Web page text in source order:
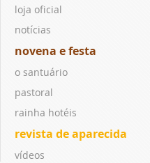
loja oficial
notícias
novena e festa
o santuário
pastoral
rainha hotéis
revista de aparecida
vídeos